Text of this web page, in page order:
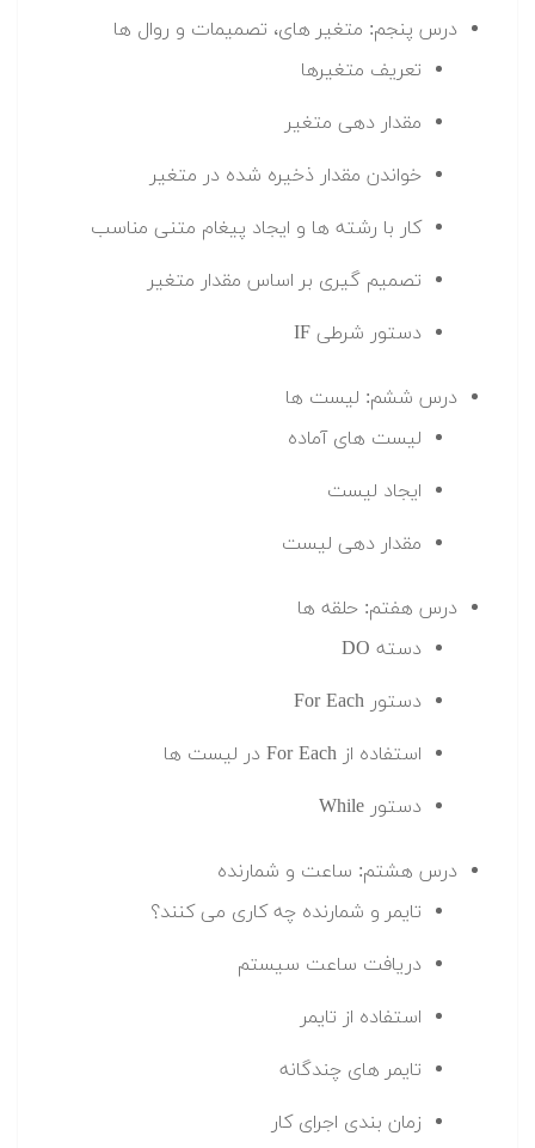
درس پنجم: متغیر های، تصمیمات و روال ها
تعریف متغیرها
مقدار دهی متغیر
خواندن مقدار ذخیره شده در متغیر
کار با رشته ها و ایجاد پیغام متنی مناسب
تصمیم گیری بر اساس مقدار متغیر
دستور شرطی IF
درس ششم: لیست ها
لیست های آماده
ایجاد لیست
مقدار دهی لیست
درس هفتم: حلقه ها
دسته DO
دستور For Each
استفاده از For Each در لیست ها
دستور While
درس هشتم: ساعت و شمارنده
تایمر و شمارنده چه کاری می کنند؟
دریافت ساعت سیستم
استفاده از تایمر
تایمر های چندگانه
زمان بندی اجرای کار